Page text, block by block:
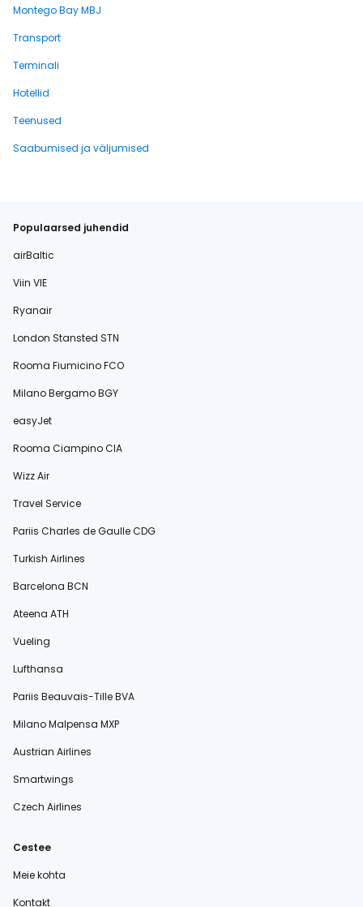
Montego Bay MBJ
Transport
Terminali
Hotellid
Teenused
Saabumised ja väljumised
Populaarsed juhendid
airBaltic
Viin VIE
Ryanair
London Stansted STN
Rooma Fiumicino FCO
Milano Bergamo BGY
easyJet
Rooma Ciampino CIA
Wizz Air
Travel Service
Pariis Charles de Gaulle CDG
Turkish Airlines
Barcelona BCN
Ateena ATH
Vueling
Lufthansa
Pariis Beauvais-Tille BVA
Milano Malpensa MXP
Austrian Airlines
Smartwings
Czech Airlines
Cestee
Meie kohta
Kontakt